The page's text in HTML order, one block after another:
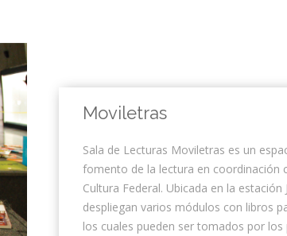
Moviletras
Sala de Lecturas Moviletras es un
fomento de la lectura en coordinación
Cultura Federal. Ubicada en la estación
despliegan varios módulos con libros
los cuales pueden ser tomados por los